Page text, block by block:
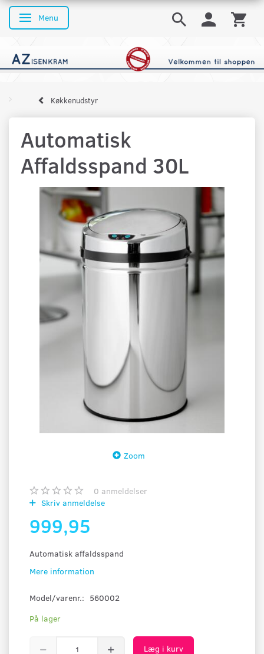
Skifte navigation
Menu
Køkkenudstyr
Automatisk
Affaldsspand 30L
Zoom
0 anmeldelser
Skriv anmeldelse
999,95
Automatisk affaldsspand
Mere information
Model/varenr.: 560002
På lager
Læg i kurv